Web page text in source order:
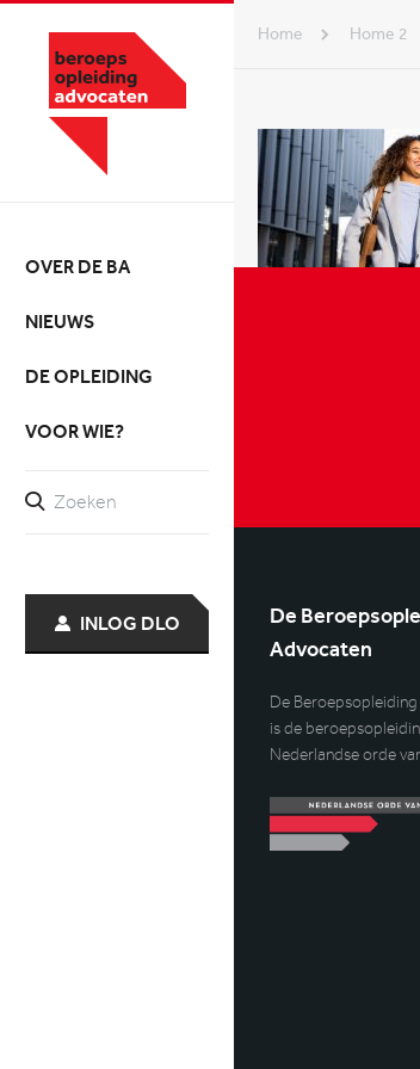
OVER DE BA
NIEUWS
DE OPLEIDING
VOOR WIE?
INLOG DLO
Home home 2
De
Advocaten
De
is de
Nederlandse orde